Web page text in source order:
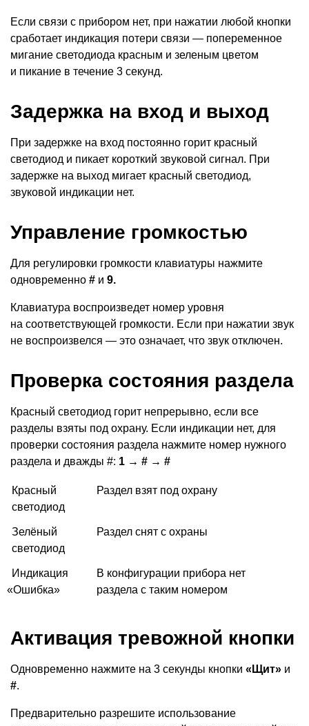
Если связи с прибором нет, при нажатии любой кнопки
сработает индикация потери связи — попеременное
мигание светодиода красным и зеленым цветом
и пикание в течение 3 секунд.
Задержка на вход и выход
При задержке на вход постоянно горит красный
светодиод и пикает короткий звуковой сигнал. При
задержке на выход мигает красный светодиод,
звуковой индикации нет.
Управление громкостью
Для регулировки громкости клавиатуры нажмите
одновременно # и 9.
Клавиатура воспроизведет номер уровня
на соответствующей громкости. Если при нажатии звук
не воспроизвелся — это означает, что звук отключен.
Проверка состояния раздела
Красный светодиод горит непрерывно, если все
разделы взяты под охрану. Если индикации нет, для
проверки состояния раздела нажмите номер нужного
раздела и дважды #: 1 → # → #
Красный
светодиод
Раздел взят под охрану
Зелёный
светодиод
Раздел снят с охраны
Индикация
«Ошибка»
В конфигурации прибора нет
раздела с таким номером
Активация тревожной кнопки
Одновременно нажмите на 3 секунды кнопки «Щит» и
#.
Предварительно разрешите использование